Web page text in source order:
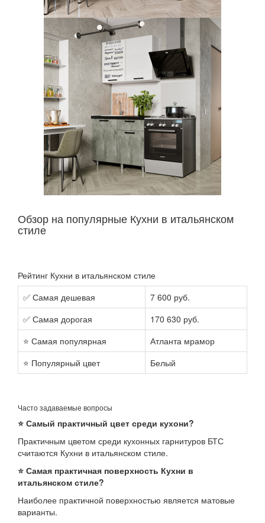
Обзор на популярные Кухни в итальянском
стиле
Рейтинг Кухни в итальянском стиле
✅ Самая дешевая
7 600 руб.
✅ Самая дорогая
170 630 руб.
⭐ Самая популярная
Атланта мрамор
⭐ Популярный цвет
Белый
Часто задаваемые вопросы
⭐ Самый практичный цвет среди кухони?
Практичным цветом среди кухонных гарнитуров БТС
считаются Кухни в итальянском стиле.
⭐ Самая практичная поверхность Кухни в
итальянском стиле?
Наиболее практичной поверхностью является матовые
варианты.